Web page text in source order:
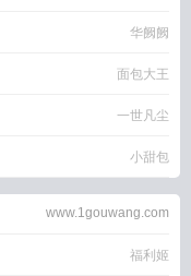
华阙阙
面包大王
一世凡尘
小甜包
www.1gouwang.com
福利姬